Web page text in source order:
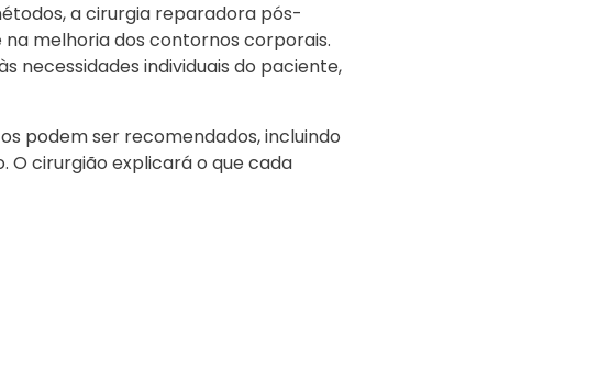
a cirurgia reparadora pós-
melhoria dos contornos corporais.
necessidades individuais do paciente,
podem ser recomendados, incluindo
O cirurgião explicará o que cada